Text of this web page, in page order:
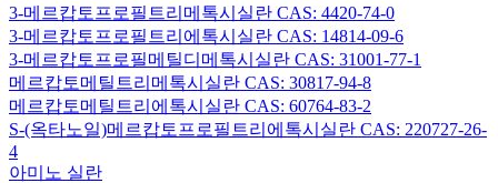
3-메르캅토프로필트리메톡시실란 CAS: 4420-74-0
3-메르캅토프로필트리에톡시실란 CAS: 14814-09-6
3-메르캅토프로필메틸디메톡시실란 CAS: 31001-77-1
메르캅토메틸트리메톡시실란 CAS: 30817-94-8
메르캅토메틸트리에톡시실란 CAS: 60764-83-2
S-(옥타노일)메르캅토프로필트리에톡시실란 CAS: 220727-26-
4
아미노 실란